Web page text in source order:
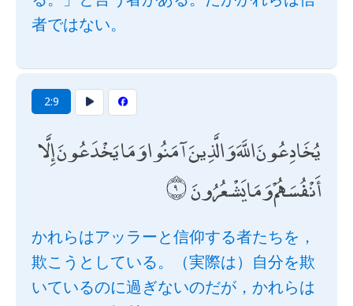
者ではない。
2:9
يُخَادِعُونَ اللَّهَ وَالَّذِينَ آمَنُوا وَمَا يَخْدَعُونَ إِلَّا
أَنْفُسَهُمْ وَمَا يَشْعُرُونَ
かれらはアッラーと信仰する者たちを，
欺こうとしている。（実際は）自分を欺
いているのに過ぎないのだが，かれらは